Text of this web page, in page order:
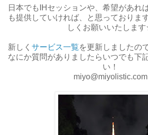
日本でもIHセッションや、希望があれ
も提供していければ、と思っておりま
しくお願いいたしま
新しく サービス一覧を更新しましたの
なにか質問がありましたらいつでも下
い！
miyo@miyolistic.com